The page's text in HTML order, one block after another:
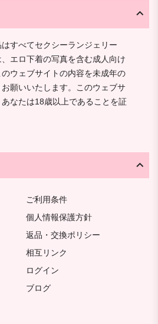
すべてセクシーランジェリー
エロ下着の写真を含む成人向け
ウェブサイトの内容を未成年の
願いいたします。このウェブサ
なたは18歳以上であることを証
ご利用条件
個人情報保護方針
返品・交換ポリシー
相互リンク
ログイン
ブログ